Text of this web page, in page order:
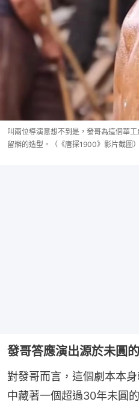
叫兩位導演意想不到是，發哥為這個華
留辮的造型。（《唐探1900》影片截圖）
發哥答應演出源於未圓
對發哥而言，這個劇本本
中藏著一個超過30年未圓